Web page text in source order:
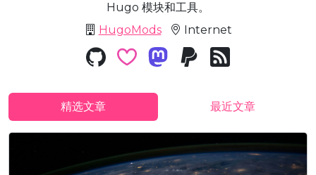
Hugo 模块和工具。
HugoMods
Internet
精选文章 最近文章